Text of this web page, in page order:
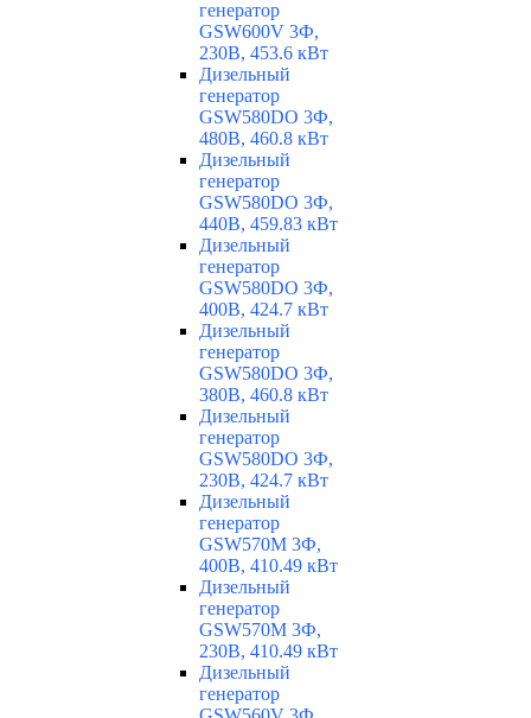
генератор
GSW600V 3Ф,
230В, 453.6 кВт
Дизельный
генератор
GSW580DO 3Ф,
480В, 460.8 кВт
Дизельный
генератор
GSW580DO 3Ф,
440В, 459.83 кВт
Дизельный
генератор
GSW580DO 3Ф,
400В, 424.7 кВт
Дизельный
генератор
GSW580DO 3Ф,
380В, 460.8 кВт
Дизельный
генератор
GSW580DO 3Ф,
230В, 424.7 кВт
Дизельный
генератор
GSW570M 3Ф,
400В, 410.49 кВт
Дизельный
генератор
GSW570M 3Ф,
230В, 410.49 кВт
Дизельный
генератор